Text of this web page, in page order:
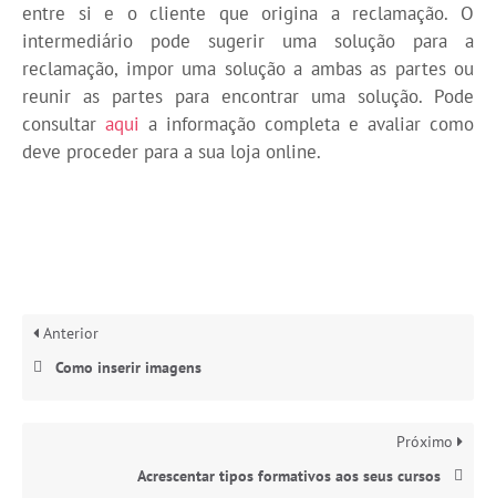
entre si e o cliente que origina a reclamação. O
intermediário pode sugerir uma solução para a
reclamação, impor uma solução a ambas as partes ou
reunir as partes para encontrar uma solução. Pode
consultar aqui a informação completa e avaliar como
deve proceder para a sua loja online.
Anterior
Como inserir imagens
Próximo
Acrescentar tipos formativos aos seus cursos